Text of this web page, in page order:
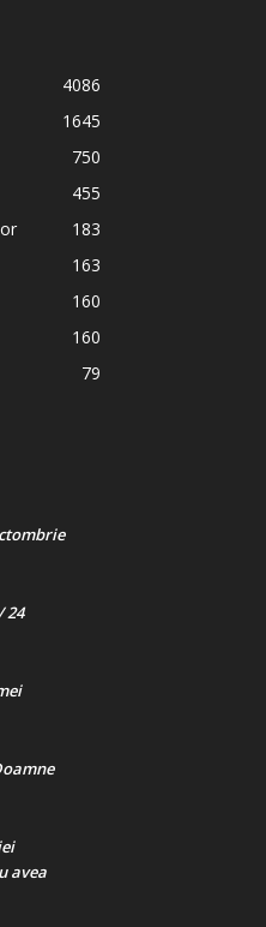
4086
1645
750
455
183
163
160
160
79
24
avea